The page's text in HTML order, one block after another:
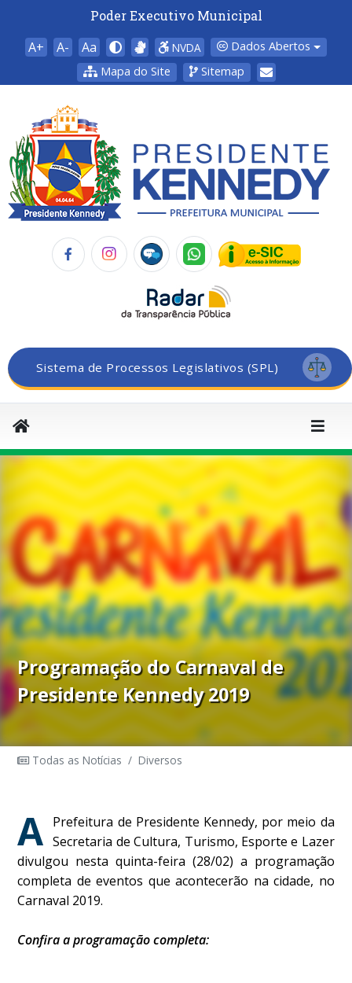
Poder Executivo Municipal
A+ A- Aa NVDA
Dados Abertos
Mapa do Site
Sitemap
Sistema de Processos Legislativos (SPL)
Programação do Carnaval de
Presidente Kennedy 2019
Todas as Notícias / Diversos
A Prefeitura de Presidente Kennedy, por meio da
Secretaria de Cultura, Turismo, Esporte e Lazer
divulgou nesta quinta-feira (28/02) a programação
completa de eventos que acontecerão na cidade, no
Carnaval 2019.
Confira a programação completa: